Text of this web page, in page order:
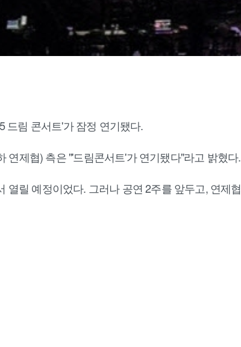
드림 콘서트'가 잠정 연기됐다.
연제협) 측은 "'드림콘서트'가 연기됐다"라고 밝혔다.
열릴 예정이었다. 그러나 공연 2주를 앞두고, 연